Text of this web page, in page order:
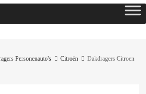
Personenauto's Citroën
Dakdragers Citroen